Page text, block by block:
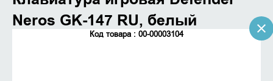
Neros GK-147 RU, белый
Код товара : 00-00003104